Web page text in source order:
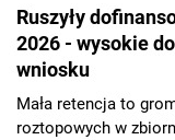
Ruszyły
2026 - wysokie
wniosku
Mała retencja to
roztopowych w